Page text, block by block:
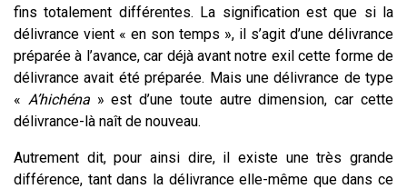
fins totalement différentes. La signification est que si la
délivrance vient « en son temps », il s’agit d’une délivrance
préparée à l’avance, car déjà avant notre exil cette forme de
délivrance avait été préparée. Mais une délivrance de type
« A’hichéna » est d’une toute autre dimension, car cette
délivrance-là naît de nouveau.
Autrement dit, pour ainsi dire, il existe une très grande
différence, tant dans la délivrance elle-même que dans ce